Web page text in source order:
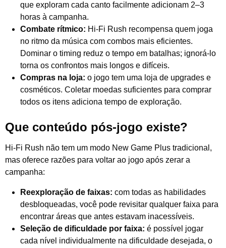
que exploram cada canto facilmente adicionam 2–3
horas à campanha.
Combate rítmico: Hi-Fi Rush recompensa quem joga
no ritmo da música com combos mais eficientes.
Dominar o timing reduz o tempo em batalhas; ignorá-lo
torna os confrontos mais longos e difíceis.
Compras na loja: o jogo tem uma loja de upgrades e
cosméticos. Coletar moedas suficientes para comprar
todos os itens adiciona tempo de exploração.
Que conteúdo pós-jogo existe?
Hi-Fi Rush não tem um modo New Game Plus tradicional,
mas oferece razões para voltar ao jogo após zerar a
campanha:
Reexploração de faixas: com todas as habilidades
desbloqueadas, você pode revisitar qualquer faixa para
encontrar áreas que antes estavam inacessíveis.
Seleção de dificuldade por faixa: é possível jogar
cada nível individualmente na dificuldade desejada, o